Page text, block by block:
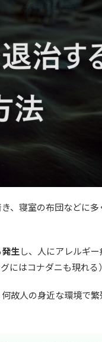
、寝室の布団などに多
生し、人にアレルギー
にはコナダニも現れる）
故人の身近な環境で繁